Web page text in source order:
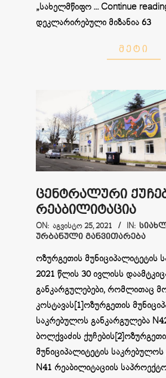
„სახელმწიფო … Continue
დეკლარირებული მიზანია 63
ᲛᲔᲢᲘ
ცენტრალური
რეაბილიტაცია
2021-
08-
25
ON: ᲐᲒᲕᲘᲡᲢᲝ 25, 2021 IN:
ᲣᲠᲑᲐᲜᲣᲚᲘ ᲒᲐᲜᲕᲘᲗᲐᲠᲔᲑᲐ
ოზურგეთის მუნიციპალიტეტის
2021 წლის 30 ივლისს
განკარგულებები, რომლითაც
კოსტავას[1]ოზურგეთის
საკრებულოს განკარგულება
ბოლქვაძის
მუნიციპალიტეტის
N41 რეაბილიტაციის